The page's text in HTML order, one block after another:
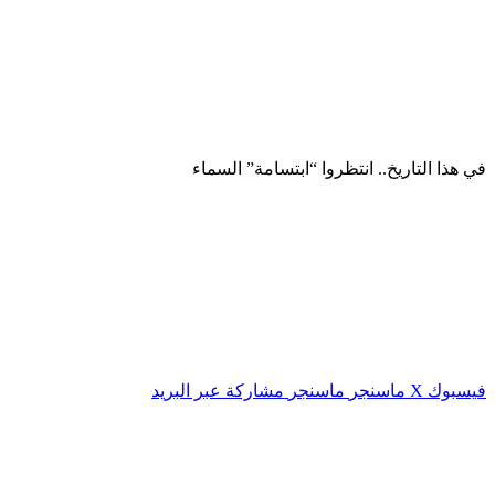
في هذا التاريخ.. انتظروا “ابتسامة” السماء
فيسبوك ‫X ماسنجر ماسنجر مشاركة عبر البريد